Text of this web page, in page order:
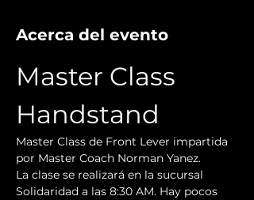
Acerca del evento
Master Class
Handstand
Master Class de Front Lever impartida
por Master Coach Norman Yanez.
La clase se realizará en la sucursal
Solidaridad a las 8:30 AM. Hay pocos